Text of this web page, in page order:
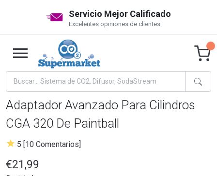
Servicio Mejor Calificado
Excelentes opiniones de clientes
Adaptador Avanzado Para Cilindros
CGA 320 De Paintball
5 [10 Comentarios]
€21,99